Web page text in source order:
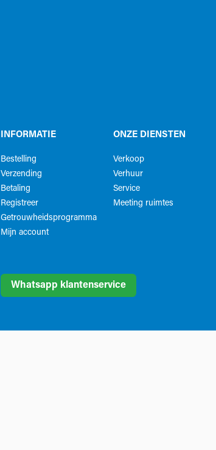
INFORMATIE
Bestelling
Verzending
Betaling
Registreer
Getrouwheidsprogramma
Mijn account
ONZE DIENSTEN
Verkoop
Verhuur
Service
Meeting ruimtes
Whatsapp klantenservice